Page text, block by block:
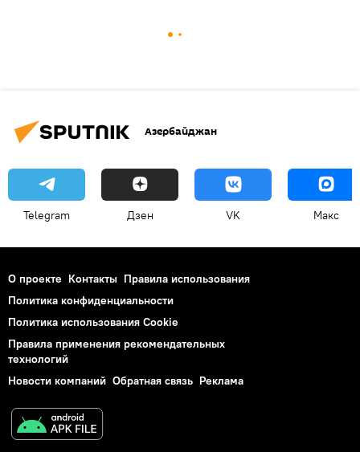
Азербайджан
Telegram Дзен VK Макс
О проекте Контакты Правила использования
Политика конфиденциальности
Политика использования Cookie
Правила применения рекомендательных
технологий
Новости компаний Обратная связь Реклама